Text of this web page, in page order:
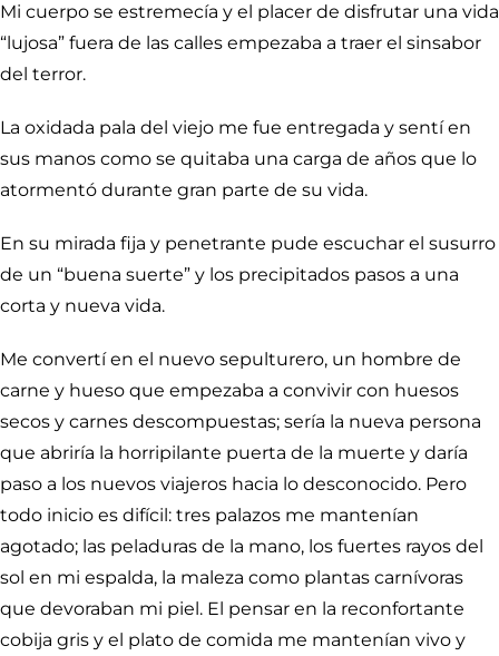
Mi cuerpo se estremecía y el placer de disfrutar una vida
“lujosa” fuera de las calles empezaba a traer el sinsabor
del terror.
La oxidada pala del viejo me fue entregada y sentí en
sus manos como se quitaba una carga de años que lo
atormentó durante gran parte de su vida.
En su mirada fija y penetrante pude escuchar el susurro
de un “buena suerte” y los precipitados pasos a una
corta y nueva vida.
Me convertí en el nuevo sepulturero, un hombre de
carne y hueso que empezaba a convivir con huesos
secos y carnes descompuestas; sería la nueva persona
que abriría la horripilante puerta de la muerte y daría
paso a los nuevos viajeros hacia lo desconocido. Pero
todo inicio es difícil: tres palazos me mantenían
agotado; las peladuras de la mano, los fuertes rayos del
sol en mi espalda, la maleza como plantas carnívoras
que devoraban mi piel. El pensar en la reconfortante
cobija gris y el plato de comida me mantenían vivo y